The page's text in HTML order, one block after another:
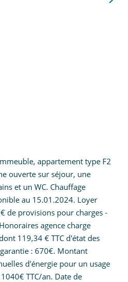
appartement type F2
ouverte sur séjour, une
et un WC. Chauffage
au 15.01.2024. Loyer
de provisions pour charges -
agence charge
119,34 € TTC d'état des
: 670€. Montant
d'énergie pour un usage
TTC/an. Date de